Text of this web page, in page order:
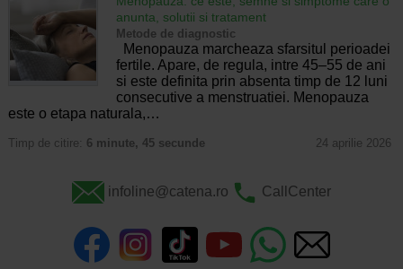
anunta, solutii si tratament
Metode de diagnostic
Menopauza marcheaza sfarsitul perioadei
fertile. Apare, de regula, intre 45–55 de ani
si este definita prin absenta timp de 12 luni
consecutive a menstruatiei. Menopauza
este o etapa naturala,…
Timp de citire: 6 minute, 45 secunde 24 aprilie 2026
infoline@catena.ro CallCenter